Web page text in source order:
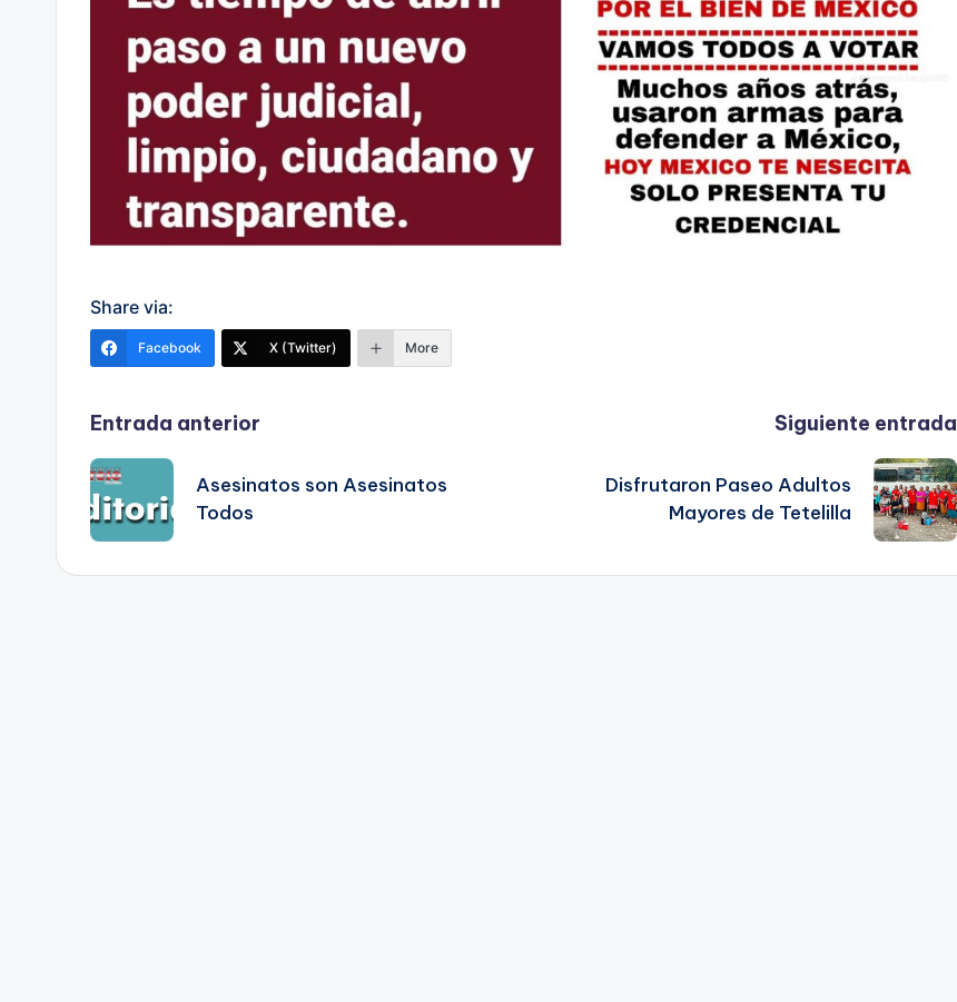
Share via:
Facebook X (Twitter) More
Navegación
de
entradas
Entrada anterior
Asesinatos son Asesinatos
Todos
Siguiente entrada
Disfrutaron Paseo Adultos
Mayores de Tetelilla